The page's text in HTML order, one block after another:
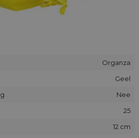
Organza
Geel
Nee
25
12 cm